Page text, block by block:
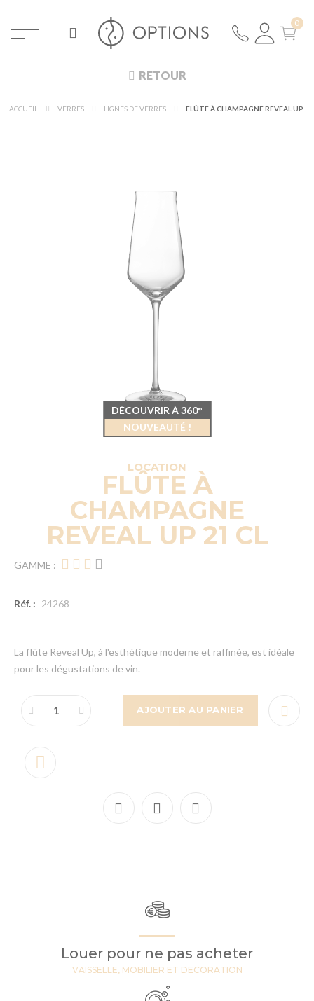
RETOUR
ACCUEIL VERRES LIGNES DE VERRES
LOCATION
FLÛTE À
CHAMPAGNE
REVEAL UP 21 CL
GAMME :
Réf. : 24268
La flûte Reveal Up, à l'esthétique moderne et raffinée, est idéale
pour les dégustations de vin.
AJOUTER AU PANIER
DÉCOUVRIR À 360°
NOUVEAUTÉ !
Louer pour ne pas acheter
VAISSELLE, MOBILIER ET DECORATION